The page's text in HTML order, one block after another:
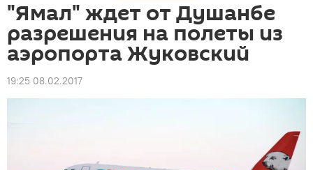
"Ямал" ждет от Душанбе
разрешения на полеты из
аэропорта Жуковский
19:25 08.02.2017